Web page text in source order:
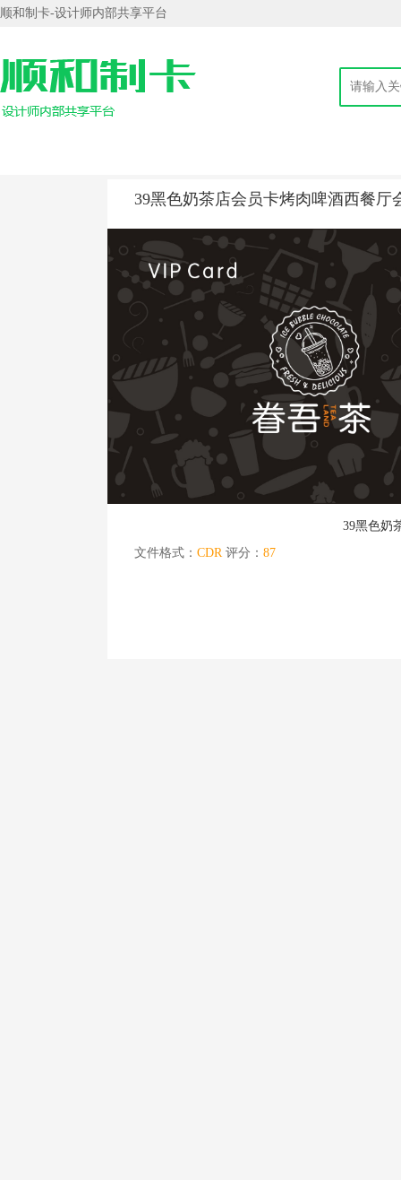
顺和制卡-设计师内部共享平台
39黑色奶茶店会员卡烤肉啤酒西餐厅
39黑色奶
文件格式： CDR评分： 87